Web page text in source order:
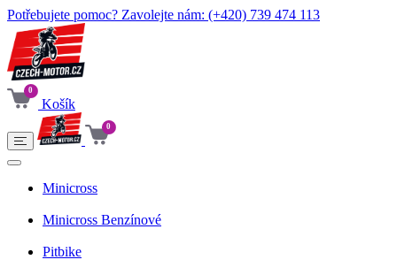
Potřebujete pomoc? Zavolejte nám: (+420) 739 474 113
0
Košík
0
Minicross
Minicross Benzínové
Pitbike